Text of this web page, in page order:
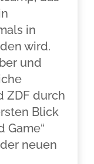
in
wird.
und
ZDF durch
Blick
Game“
neuen